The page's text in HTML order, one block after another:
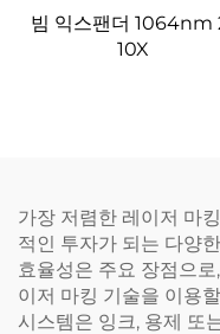
빔 익스팬더 1064nm
10X
가장 저렴한 레이저 마
적인 투자가 되는 다양
효율성은 주요 장점으
이저 마킹 기술을 이용
시스템은 잉크, 용제 또